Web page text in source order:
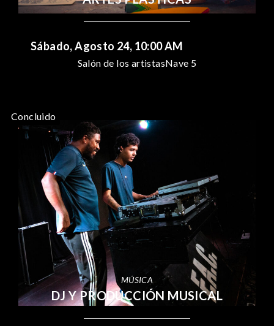
Sábado, Agosto 24, 10:00 AM
Salón de los artistasNave 5
Concluido
MÚSICA
DJ Y PRODUCCIÓN MUSICAL